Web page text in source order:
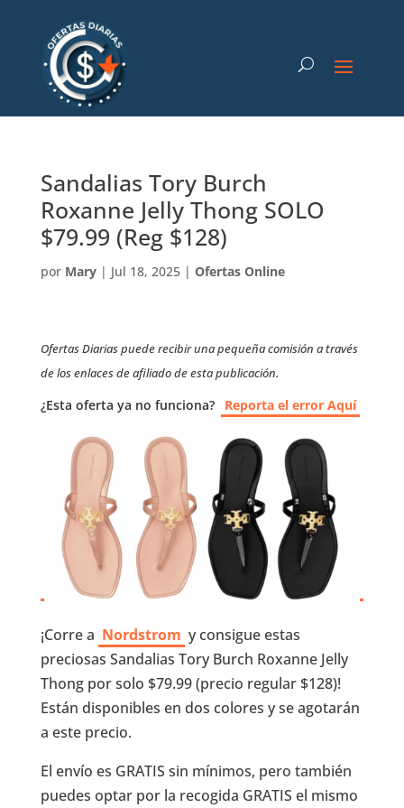
Sandalias Tory Burch
Roxanne Jelly Thong SOLO
$79.99 (Reg $128)
por Mary| Jul 18, 2025| Ofertas Online
Ofertas Diarias puede recibir una pequeña comisión a través
de los enlaces de afiliado de esta publicación.
¿Esta oferta ya no funciona? Reporta el error Aquí
¡Corre a Nordstrom y consigue estas
preciosas Sandalias Tory Burch Roxanne Jelly
Thong por solo $79.99 (precio regular $128)!
Están disponibles en dos colores y se agotarán
a este precio.
El envío es GRATIS sin mínimos, pero también
puedes optar por la recogida GRATIS el mismo